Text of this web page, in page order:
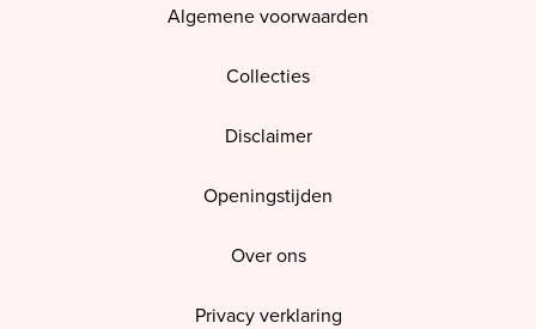
Algemene voorwaarden
Collecties
Disclaimer
Openingstijden
Over ons
Privacy verklaring